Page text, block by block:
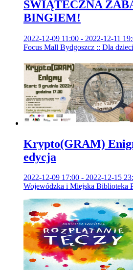
ŚWIĄTECZNA
BINGIEM!
2022-12-09 11:00 - 2022-12-11
Focus Mall Bydgoszcz :: Dla dzieci
Krypto(GRAM)
edycja
2022-12-09 17:00 - 2022-12-15
Wojewódzka i Miejska Biblioteka